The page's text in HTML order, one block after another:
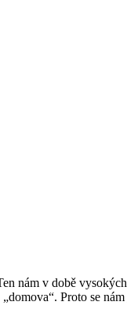
nám v době
Proto se